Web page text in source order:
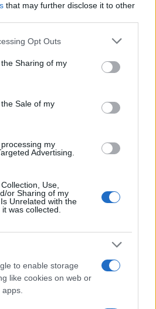
that may further disclose it to other
app uses one or more Google
usage behaviour. You may click to
Google and its third-party tags to
purposes in below Google
Opt Outs
Sharing of my
Sale of my
my
Advertising.
Use,
or Sharing of my
Unrelated with the
was collected.
to enable storage
like cookies on web or
Καλαμαριάς
αρχείο του Γιάννη